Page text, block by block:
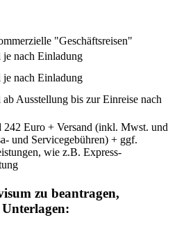
"Geschäftsreisen"
je nach Einladung
je nach Einladung
ab Ausstellung bis zur Einreise nach
242 Euro + Versand (inkl. Mwst. und
und Servicegebühren) + ggf.
wie z.B. Express-
zu beantragen,